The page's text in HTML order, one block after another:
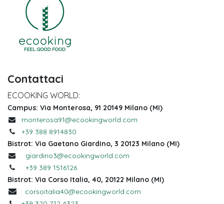
Contattaci
ECOOKING WORLD:
Campus: Via Monterosa, 91 20149 Milano (MI)
monterosa91@ecookingworld.com
+39 388 8914830
Bistrot: Via Gaetano Giardino, 3 20123 Milano (MI)
giardino3@ecookingworld.com
+39 389 1516126
Bistrot: Via Corso Italia, 40, 20122 Milano (MI)
corsoitalia40@ecookingworld.com